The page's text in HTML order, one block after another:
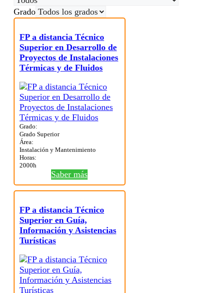
Grado
FP a distancia Técnico
Superior en Desarrollo de
Proyectos de Instalaciones
Térmicas y de Fluidos
Grado:
Grado Superior
Área:
Instalación y Mantenimiento
Horas:
2000h
Saber más
FP a distancia Técnico
Superior en Guía,
Información y Asistencias
Turísticas